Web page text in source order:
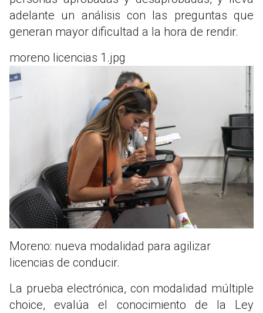
adelante un análisis con las preguntas que
generan mayor dificultad a la hora de rendir.
moreno licencias 1.jpg
Moreno: nueva modalidad para agilizar
licencias de conducir.
La prueba electrónica, con modalidad múltiple
choice, evalúa el conocimiento de la Ley